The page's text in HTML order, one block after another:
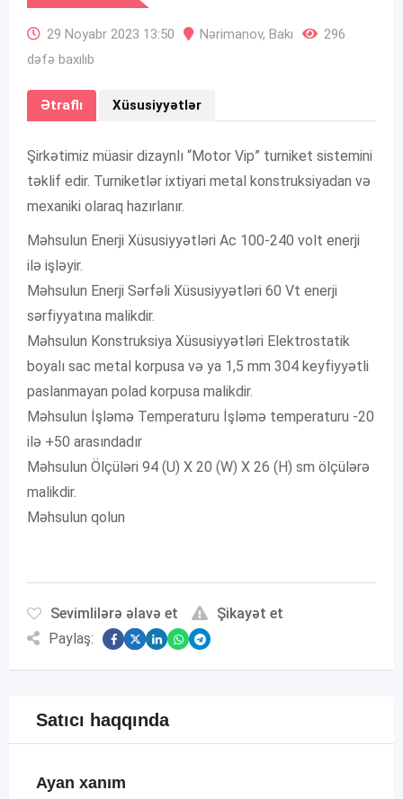
29 Noyabr 2023 13:50 Nərimanov, Bakı
296
dəfə baxılıb
Ətraflı Xüsusiyyətlər
Şirkətimiz müasir dizaynlı “Motor Vip” turniket sistemini
təklif edir. Turniketlər ixtiyari metal konstruksiyadan və
mexaniki olaraq hazırlanır.
Məhsulun Enerji Xüsusiyyətləri Ac 100-240 volt enerji
ilə işləyir.
Məhsulun Enerji Sərfəli Xüsusiyyətləri 60 Vt enerji
sərfiyyatına malikdir.
Məhsulun Konstruksiya Xüsusiyyətləri Elektrostatik
boyalı sac metal korpusa və ya 1,5 mm 304 keyfiyyətli
paslanmayan polad korpusa malikdir.
Məhsulun İşləmə Temperaturu İşləmə temperaturu -20
ilə +50 arasındadır
Məhsulun Ölçüləri 94 (U) X 20 (W) X 26 (H) sm ölçülərə
malikdir.
Məhsulun qolun
Sevimlilərə əlavə et
Şikayət et
Paylaş:
Satıcı haqqında
Ayan xanım